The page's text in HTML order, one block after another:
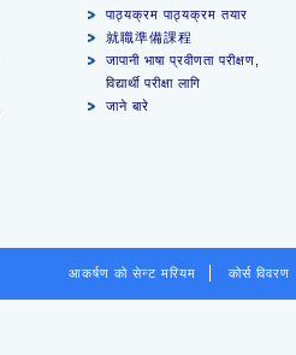
पाठ्यक्रम पाठ्यक्रम तयार
就職準備課程
जापानी भाषा प्रवीणता परीक्षण,
विद्यार्थी परीक्षा लागि
जाने बारे
आकर्षण को सेन्ट मरियम कोर्स विवरण